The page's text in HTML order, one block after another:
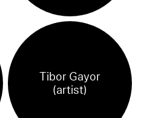
Tibor Gayor
(artist)